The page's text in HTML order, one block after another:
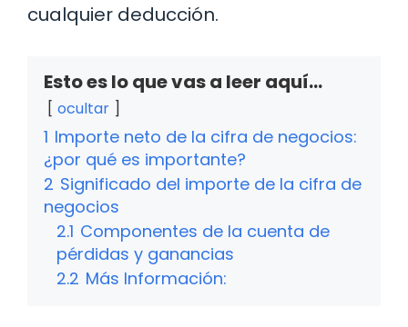
cualquier deducción.
Esto es lo que vas a leer aquí...
ocultar
1 Importe neto de la cifra de negocios:
¿por qué es importante?
2 Significado del importe de la cifra de
negocios
2.1 Componentes de la cuenta de
pérdidas y ganancias
2.2 Más Información: